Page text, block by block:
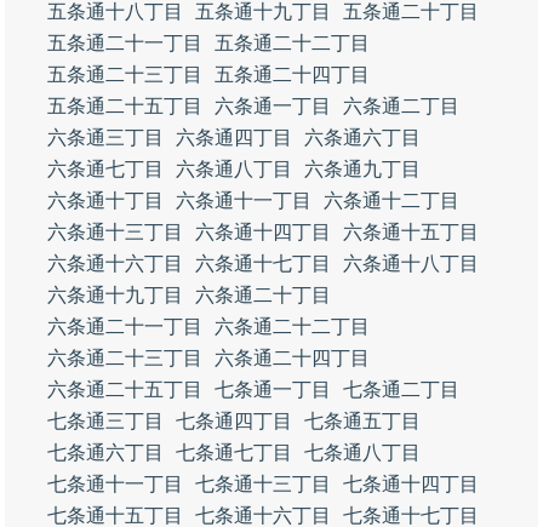
五条通十八丁目
五条通十九丁目
五条通二十丁目
五条通二十一丁目
五条通二十二丁目
五条通二十三丁目
五条通二十四丁目
五条通二十五丁目
六条通一丁目
六条通二丁目
六条通三丁目
六条通四丁目
六条通六丁目
六条通七丁目
六条通八丁目
六条通九丁目
六条通十丁目
六条通十一丁目
六条通十二丁目
六条通十三丁目
六条通十四丁目
六条通十五丁目
六条通十六丁目
六条通十七丁目
六条通十八丁目
六条通十九丁目
六条通二十丁目
六条通二十一丁目
六条通二十二丁目
六条通二十三丁目
六条通二十四丁目
六条通二十五丁目
七条通一丁目
七条通二丁目
七条通三丁目
七条通四丁目
七条通五丁目
七条通六丁目
七条通七丁目
七条通八丁目
七条通十一丁目
七条通十三丁目
七条通十四丁目
七条通十五丁目
七条通十六丁目
七条通十七丁目